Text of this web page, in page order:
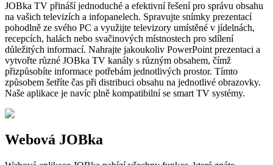
JOBka TV přináší jednoduché a efektivní řešení pro správu obsahu
na vašich televizích a infopanelech. Spravujte snímky prezentací
pohodlně ze svého PC a využijte televizory umístěné v jídelnách,
recepcích, halách nebo svačinových místnostech pro sdílení
důležitých informací. Nahrajte jakoukoliv PowerPoint prezentaci a
vytvořte různé JOBka TV kanály s různým obsahem, čímž
přizpůsobíte informace potřebám jednotlivých prostor. Tímto
způsobem šetříte čas při distribuci obsahu na jednotlivé obrazovky.
Naše aplikace je navíc plně kompatibilní se smart TV systémy.
Webová JOBka